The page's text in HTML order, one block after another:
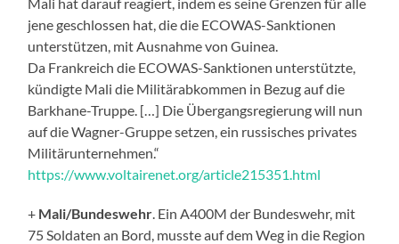
jene geschlossen hat, die die ECOWAS-Sanktionen
unterstützen, mit Ausnahme von Guinea.
Da Frankreich die ECOWAS-Sanktionen unterstützte,
kündigte Mali die Militärabkommen in Bezug auf die
Barkhane-Truppe. […] Die Übergangsregierung will nun
auf die Wagner-Gruppe setzen, ein russisches privates
Militärunternehmen.“
https://www.voltairenet.org/article215351.html
+ Mali/Bundeswehr . Ein A400M der Bundeswehr, mit
75 Soldaten an Bord, musste auf dem Weg in die Region